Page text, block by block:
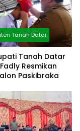
Tanah Datar
Tanah Datar
Resmikan
Paskibraka